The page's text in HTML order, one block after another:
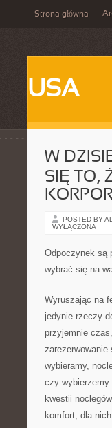
Strona główna
USA
W
SIĘ TO,
POSTED BY
WYŁĄCZONA
Odpoczynek są
wybrać się na
Wyruszając na
jedynie rzeczy
przyjemnie
wybieramy,
czy wybierzemy
kwestii
komfort, dla